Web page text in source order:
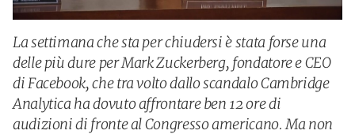
La settimana che sta per chiudersi è stata forse una
delle più dure per Mark Zuckerberg, fondatore e CEO
di Facebook, che tra volto dallo scandalo Cambridge
Analytica ha dovuto affrontare ben 12 ore di
audizioni di fronte al Congresso americano. Ma non